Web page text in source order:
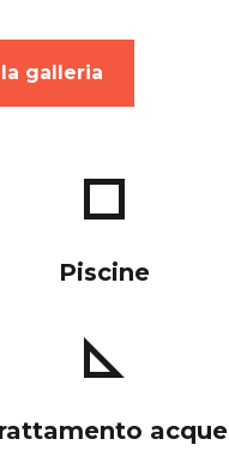
la galleria
Piscine
acque